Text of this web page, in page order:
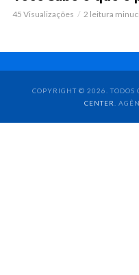
45 Visualizações 2 leitura
COPYRIGHT © 2026. TODOS
CENTER
.